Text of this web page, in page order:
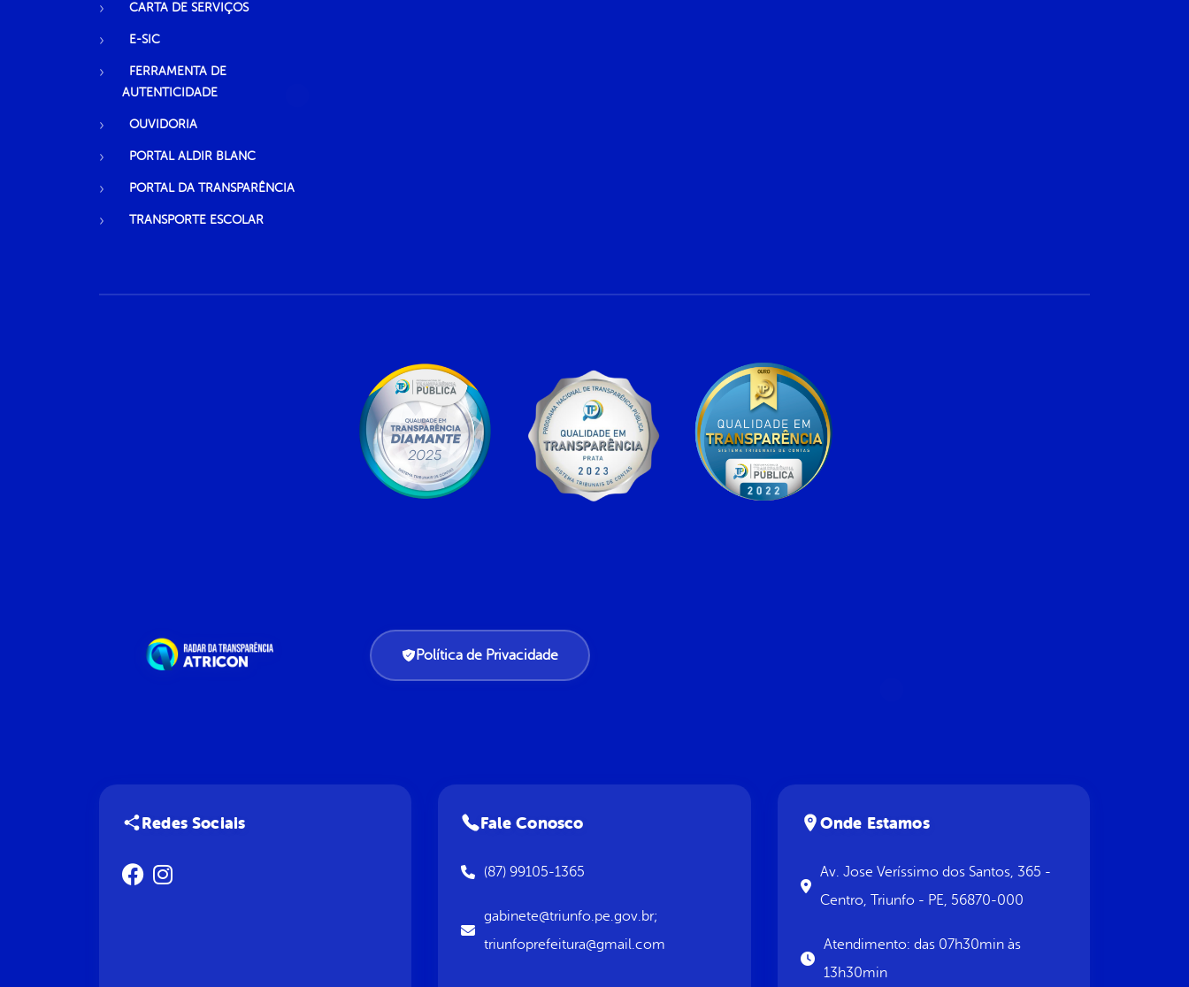
CARTA DE SERVIÇOS
E-SIC
FERRAMENTA DE
AUTENTICIDADE
OUVIDORIA
PORTAL ALDIR BLANC
PORTAL DA TRANSPARÊNCIA
TRANSPORTE ESCOLAR
Política de Privacidade
Redes Sociais Fale Conosco
(87) 99105-1365
gabinete@triunfo.pe.gov.br;
triunfoprefeitura@gmail.com
Onde Estamos
Av. Jose Veríssimo dos Santos, 365 -
Centro, Triunfo - PE, 56870-000
Atendimento: das 07h30min às
13h30min